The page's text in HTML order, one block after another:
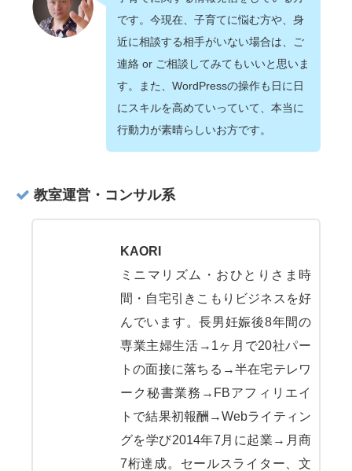
です。今現在、子育てに悩む方や、身
近に相談する相手がいない場合は、ご
連絡 or ご相談してみてもいいと思いま
す。また、WordPressの操作も日に日
にスキルを高めていっていて、本当に
行動力が素晴らしいお方です。
教室運営・コンサル系
KAORI
ミニマリズム・おひとりさま時
間・自宅引きこもりビジネスを好
んでいます。長男妊娠後8年間の
専業主婦生活→1ヶ月で20社パー
トの面接に落ちる→半在宅テレワ
ーク秘書業務→FBアフィリエイ
トで結果初報酬→Webライティン
グを学び2014年7月に起業→月商
7桁達成。セールスライター、文